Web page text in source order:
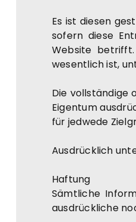
Es ist diesen
sofern diese
Website
wesentlich ist,
Die vollständige
Eigentum
für jedwede
Ausdrücklich
Haftung
Sämtliche
ausdrückliche